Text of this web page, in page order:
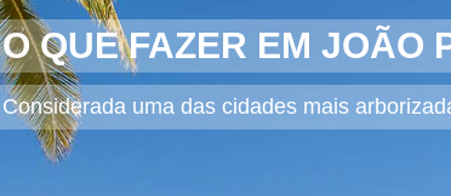
O QUE FAZER EM JOÃO
Considerada uma das cidades mais